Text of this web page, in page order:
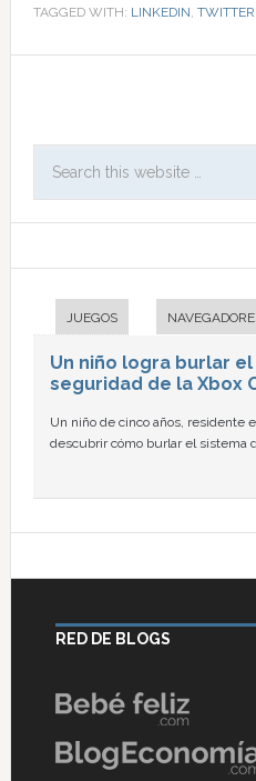
TAGGED WITH: LINKEDIN, TWITTER
JUEGOS
Un niño logra burlar
seguridad de la Xbox
Un niño de cinco años, residente
descubrir cómo burlar el sistema
RED DE BLOGS